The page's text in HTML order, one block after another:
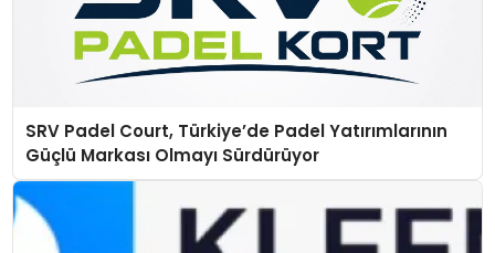
SRV Padel Court, Türkiye’de Padel Yatırımlarının
Güçlü Markası Olmayı Sürdürüyor